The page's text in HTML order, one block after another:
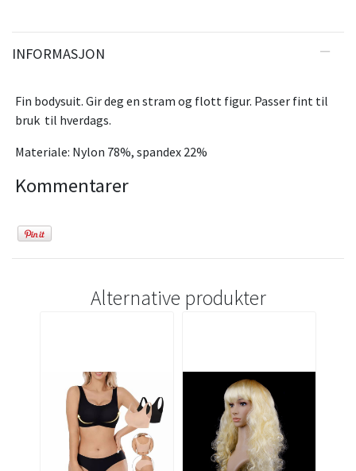
INFORMASJON
Fin bodysuit. Gir deg en stram og flott figur. Passer fint til
bruk til hverdags.
Materiale: Nylon 78%, spandex 22%
Kommentarer
Alternative produkter